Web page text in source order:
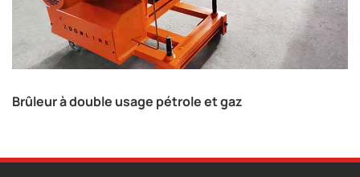
Brûleur à double usage pétrole et gaz